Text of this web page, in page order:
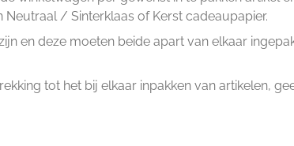
/ Sinterklaas of Kerst cadeaupapier.
en deze moeten beide apart van elkaar
tot het bij elkaar inpakken van artikelen,